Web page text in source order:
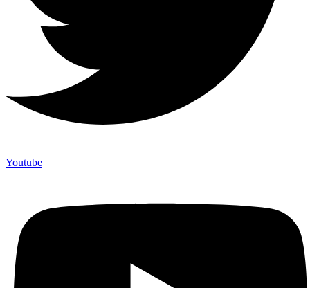
Youtube